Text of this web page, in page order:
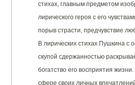
стихах, главным предметом
лирического героя с его
порыв страсти, предчувствие
В лирических стихах Пушкина с
скупой сдержанностью
богатство его восприятия
сфере своих личных